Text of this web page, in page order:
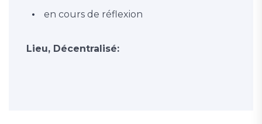
en cours de réflexion
Lieu, Décentralisé: